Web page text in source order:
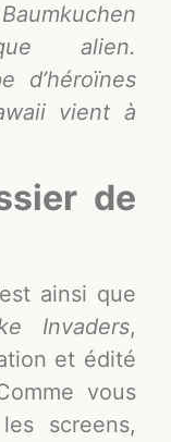
alien.
d’héroïnes
vient à
de
ainsi que
Invaders,
et édité
vous
screens,